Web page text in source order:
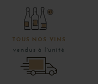
TOUS NOS VINS
vendus à l'unité